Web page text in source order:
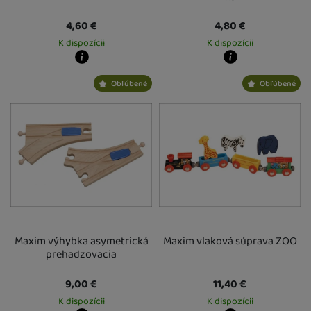
4,60€
K dispozícii
Kdy zboží dostanete?
Osobný odber vo výdajnom mieste
4,80€
K dispozícii
Kdy zboží dostanete?
Osobný odber vo výdajnom mieste
Obľúbené
Maxim výhybka asymetrická
prehadzovacia
9,00€
K dispozícii
Obľúbené
Maxim vlaková súprava ZOO
11,40€
K dispozícii